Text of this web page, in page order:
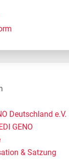
Deutschland e.V.
GENO
& Satzung